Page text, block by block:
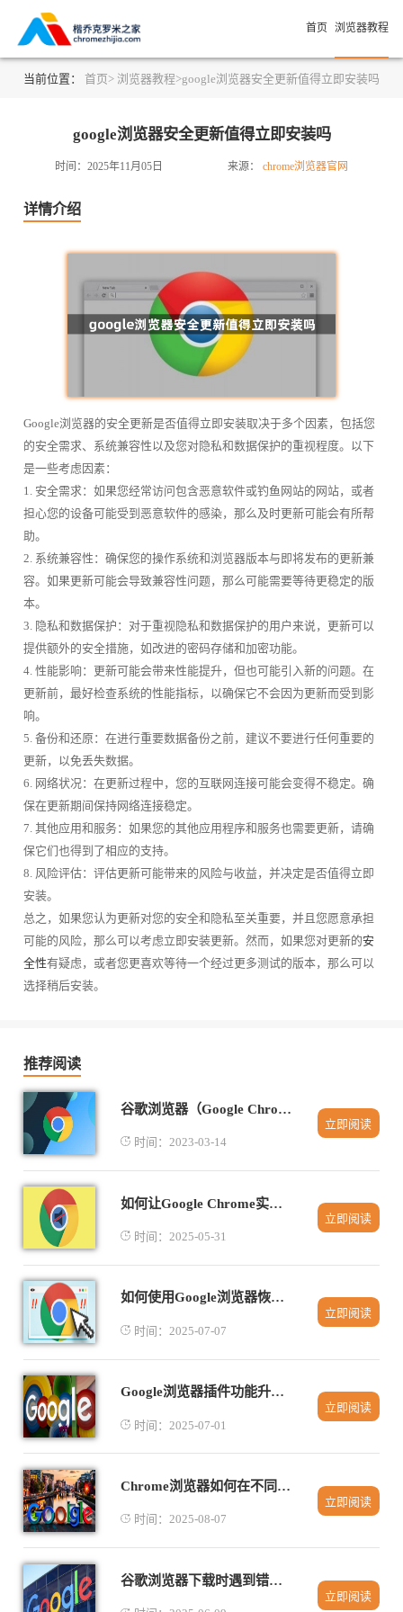
首页 浏览器教程
当前位置： 首页> 浏览器教程>google浏览器安全更新值得立即安装吗
google浏览器安全更新值得立即安装吗
时间：2025年11月05日 来源： chrome浏览器官网
详情介绍
Google浏览器的安全更新是否值得立即安装取决于多个因素，包括您
的安全需求、系统兼容性以及您对隐私和数据保护的重视程度。以下
是一些考虑因素：
1. 安全需求：如果您经常访问包含恶意软件或钓鱼网站的网站，或者
担心您的设备可能受到恶意软件的感染，那么及时更新可能会有所帮
助。
2. 系统兼容性：确保您的操作系统和浏览器版本与即将发布的更新兼
容。如果更新可能会导致兼容性问题，那么可能需要等待更稳定的版
本。
3. 隐私和数据保护：对于重视隐私和数据保护的用户来说，更新可以
提供额外的安全措施，如改进的密码存储和加密功能。
4. 性能影响：更新可能会带来性能提升，但也可能引入新的问题。在
更新前，最好检查系统的性能指标，以确保它不会因为更新而受到影
响。
5. 备份和还原：在进行重要数据备份之前，建议不要进行任何重要的
更新，以免丢失数据。
6. 网络状况：在更新过程中，您的互联网连接可能会变得不稳定。确
保在更新期间保持网络连接稳定。
7. 其他应用和服务：如果您的其他应用程序和服务也需要更新，请确
保它们也得到了相应的支持。
8. 风险评估：评估更新可能带来的风险与收益，并决定是否值得立即
安装。
总之，如果您认为更新对您的安全和隐私至关重要，并且您愿意承担
可能的风险，那么可以考虑立即安装更新。然而，如果您对更新的安
全性有疑虑，或者您更喜欢等待一个经过更多测试的版本，那么可以
选择稍后安装。
推荐阅读
谷歌浏览器（Google Chrome）关闭账号密码自动填充怎么操作
时间：2023-03-14
立即阅读
如何让Google Chrome实现网页文字自动朗读
时间：2025-05-31
立即阅读
如何使用Google浏览器恢复下载任务中断导致的文件丢失问题
时间：2025-07-07
立即阅读
Google浏览器插件功能升级及优化技巧
时间：2025-07-01
立即阅读
Chrome浏览器如何在不同设备间同步书签
时间：2025-08-07
立即阅读
谷歌浏览器下载时遇到错误提示处理
立即阅读